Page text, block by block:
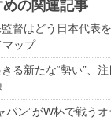
の関連記事
督はどう日本代表
ップ
る新たな“勢い”、
パン”がW杯で戦う